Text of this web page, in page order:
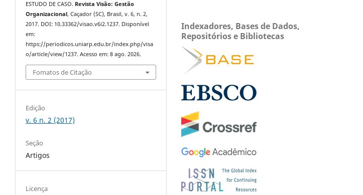
ESTUDO DE CASO. Revista Visão: Gestão
Organizacional, Caçador (SC), Brasil, v. 6, n. 2,
2017. DOI: 10.33362/visao.v6i2.1237. Disponível
em:
https://periodicos.uniarp.edu.br/index.php/visa
o/article/view/1237. Acesso em: 8 ago. 2026.
Fomatos de Citação
Edição
v. 6 n. 2 (2017)
Seção
Artigos
Licença
Indexadores, Bases de Dados,
Repositórios e Bibliotecas